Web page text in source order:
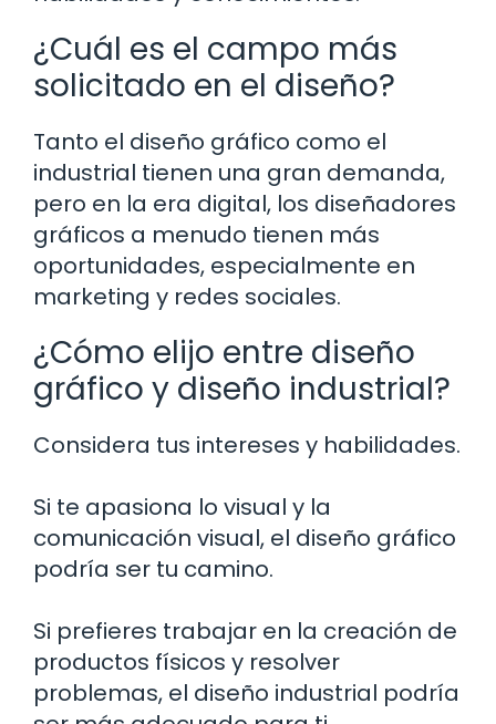
¿Cuál es el campo más
solicitado en el diseño?
Tanto el diseño gráfico como el
industrial tienen una gran demanda,
pero en la era digital, los diseñadores
gráficos a menudo tienen más
oportunidades, especialmente en
marketing y redes sociales.
¿Cómo elijo entre diseño
gráfico y diseño industrial?
Considera tus intereses y habilidades.
Si te apasiona lo visual y la
comunicación visual, el diseño gráfico
podría ser tu camino.
Si prefieres trabajar en la creación de
productos físicos y resolver
problemas, el diseño industrial podría